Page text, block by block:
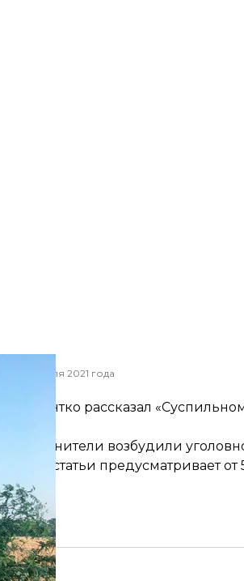
17 июля 2021 года
Паентко рассказал
возбудили
статьи предусматривает от